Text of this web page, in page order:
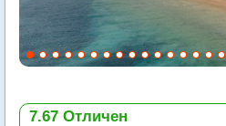
7.67 Отличен